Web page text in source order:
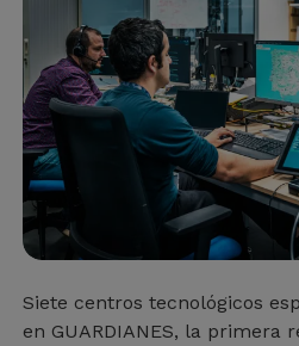
Siete centros tecnológicos
en GUARDIANES, la primera